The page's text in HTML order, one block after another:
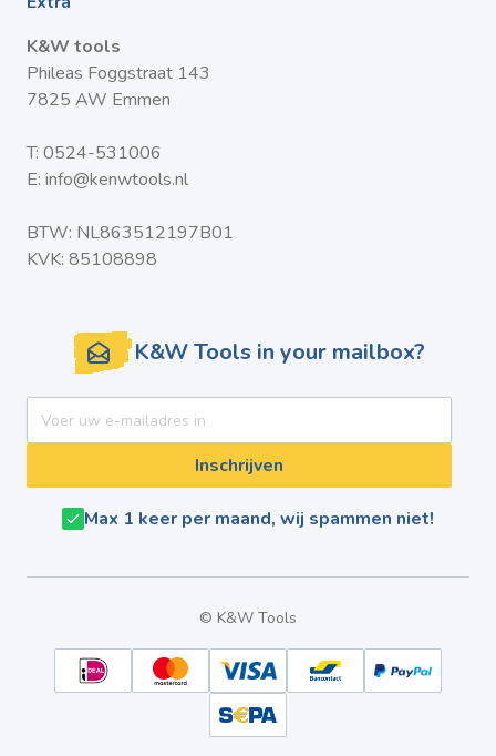
K&W tools
Phileas Foggstraat 143
7825 AW Emmen
T: 0524-531006
E: info@kenwtools.nl
BTW: NL863512197B01
KVK: 85108898
K&W Tools in your mailbox?
Inschrijven
Max 1 keer per maand, wij spammen niet!
© K&W Tools